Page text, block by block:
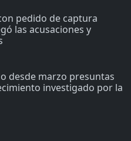
pedido de captura
las acusaciones y
desde marzo presuntas
investigado por la